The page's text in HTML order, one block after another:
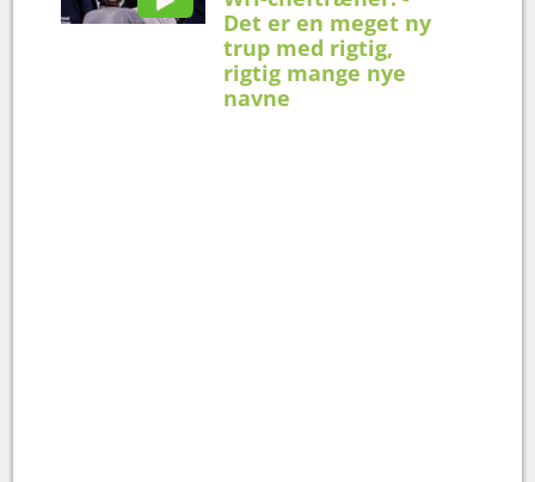
Det er en meget ny
trup med rigtig,
rigtig mange nye
navne